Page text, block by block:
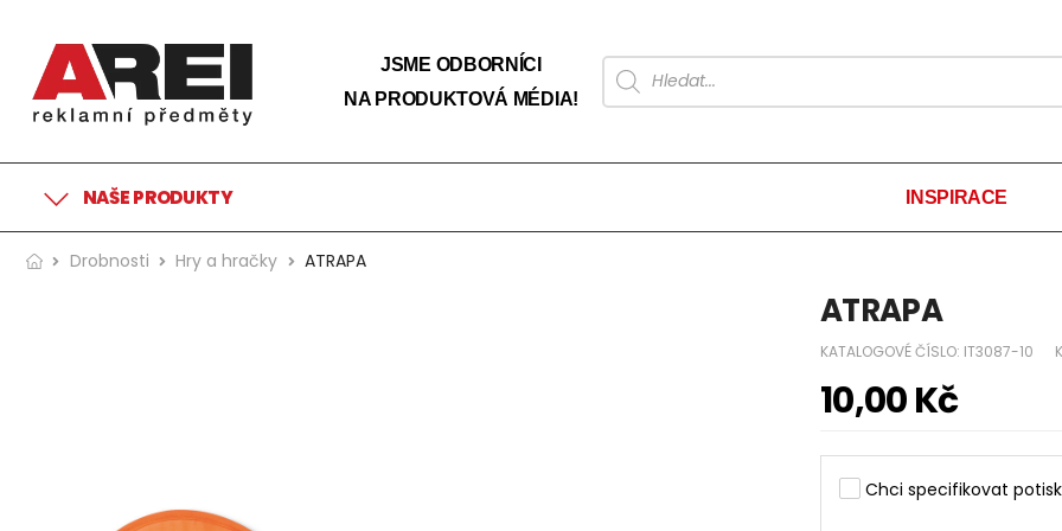
JSME ODBORNÍCI
NA PRODUKTOVÁ MÉDIA!
NAŠE PRODUKTY INSPIRACE
Drobnosti Hry a hračky ATRAPA
ATRAPA
KATALOGOVÉ ČÍSLO: IT3087-10
10,00Kč
Chci specifikovat potisk